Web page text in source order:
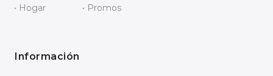
• Hogar
• Promos
Información